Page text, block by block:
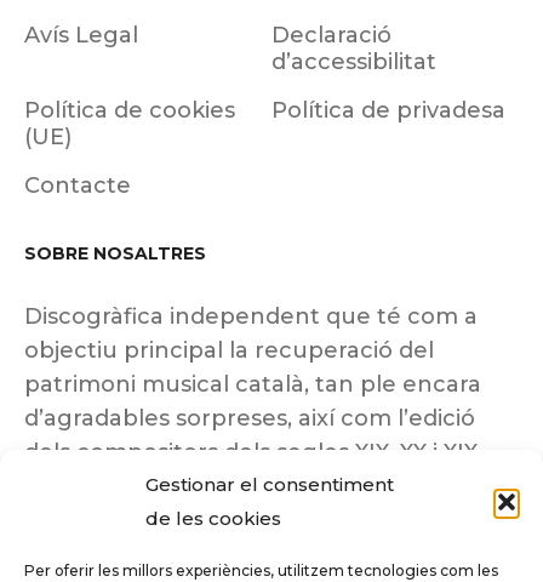
Gestionar el consentiment
de les cookies
Per oferir les millors experiències, utilitzem tecnologies com les
Avís Legal
Declaració
d’accessibilitat
Política de cookies
(UE)
Política de privadesa
Contacte
SOBRE NOSALTRES
Discogràfica independent que té com a
objectiu principal la recuperació del
patrimoni musical català, tan ple encara
d’agradables sorpreses, així com l’edició
dels compositors dels segles XIX, XX i XIX
insuficientment coneguts.